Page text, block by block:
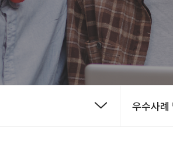
우수사례